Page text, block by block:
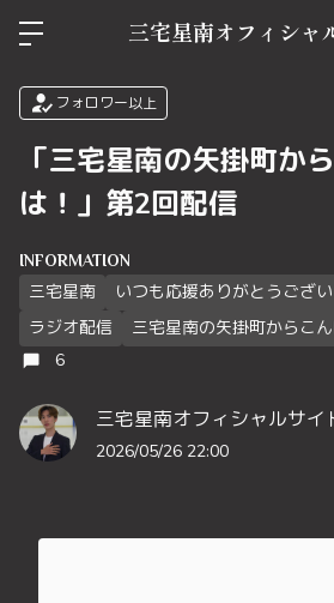
三宅星南オフィシャ
フォロワー以上
「三宅星南の矢掛町か
は！」第2回配信
INFORMATION
三宅星南 いつも応援ありがとうござい
ラジオ配信
三宅星南の矢掛町からこん
6
三宅星南オフィシャルサイ
2026/05/26 22:00